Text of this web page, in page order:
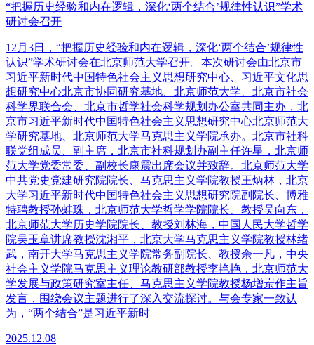
“把握历史经验和内在逻辑，深化‘两个结合’规律性认识”学术
研讨会召开
12月3日，“把握历史经验和内在逻辑，深化‘两个结合’规律性
认识”学术研讨会在北京师范大学召开。本次研讨会由北京市
习近平新时代中国特色社会主义思想研究中心、习近平文化思
想研究中心北京市协同研究基地、北京师范大学、北京市社会
科学界联合会、北京市哲学社会科学规划办公室共同主办，北
京市习近平新时代中国特色社会主义思想研究中心北京师范大
学研究基地、北京师范大学马克思主义学院承办。北京市社科
联党组成员、副主席，北京市社科规划办副主任许星，北京师
范大学党委常委、副校长康震出席会议并致辞。北京师范大学
中共党史党建研究院院长、马克思主义学院教授王炳林，北京
大学习近平新时代中国特色社会主义思想研究院副院长、博雅
特聘教授孙蚌珠，北京师范大学哲学学院院长、教授吴向东，
北京师范大学历史学院院长、教授刘林海，中国人民大学哲学
院吴玉章讲席教授沈湘平，北京大学马克思主义学院教授林绪
武，南开大学马克思主义学院常务副院长、教授余一凡，中央
社会主义学院马克思主义理论教研部教授李艳艳，北京师范大
学发展与政策研究室主任、马克思主义学院教授杨增岽作主旨
发言，围绕会议主题进行了深入交流探讨。与会专家一致认
为，“两个结合”是习近平新时
2025.12.08